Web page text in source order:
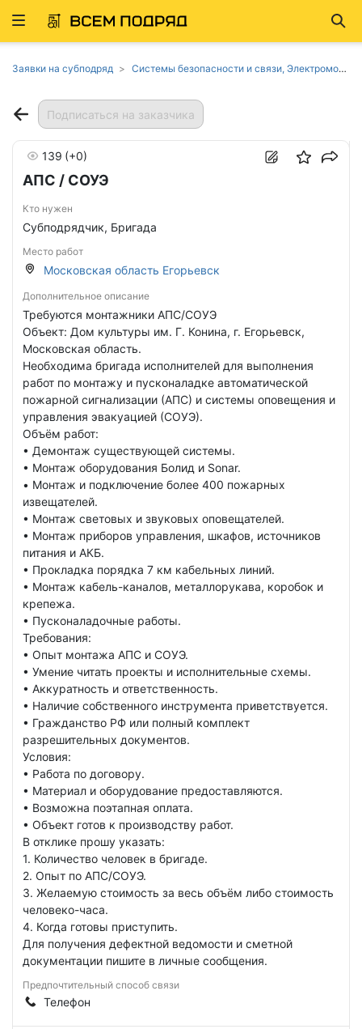
Развернуть
Заявки на субподряд Системы безопасности и связи, Электромонтажные работы в Московской области
Подписаться на заказчика
АПС / СОУЭ
139 (+0)
Кто нужен
Субподрядчик, Бригада
Место работ
Московская область Егорьевск
Дополнительное описание
Требуются монтажники АПС/СОУЭ
Объект: Дом культуры им. Г. Конина, г. Егорьевск,
Московская область.
Необходима бригада исполнителей для выполнения
работ по монтажу и пусконаладке автоматической
пожарной сигнализации (АПС) и системы оповещения и
управления эвакуацией (СОУЭ).
Объём работ:
• Демонтаж существующей системы.
• Монтаж оборудования Болид и Sonar.
• Монтаж и подключение более 400 пожарных
извещателей.
• Монтаж световых и звуковых оповещателей.
• Монтаж приборов управления, шкафов, источников
питания и АКБ.
• Прокладка порядка 7 км кабельных линий.
• Монтаж кабель-каналов, металлорукава, коробок и
крепежа.
• Пусконаладочные работы.
Требования:
• Опыт монтажа АПС и СОУЭ.
• Умение читать проекты и исполнительные схемы.
• Аккуратность и ответственность.
• Наличие собственного инструмента приветствуется.
• Гражданство РФ или полный комплект
разрешительных документов.
Условия:
• Работа по договору.
• Материал и оборудование предоставляются.
• Возможна поэтапная оплата.
• Объект готов к производству работ.
В отклике прошу указать:
1. Количество человек в бригаде.
2. Опыт по АПС/СОУЭ.
3. Желаемую стоимость за весь объём либо стоимость
человеко-часа.
4. Когда готовы приступить.
Для получения дефектной ведомости и сметной
документации пишите в личные сообщения.
Предпочтительный способ связи
Телефон